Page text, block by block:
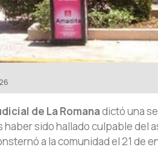
de La Romanadictó una
haber sido hallado culpable del
a la comunidad el 21 de